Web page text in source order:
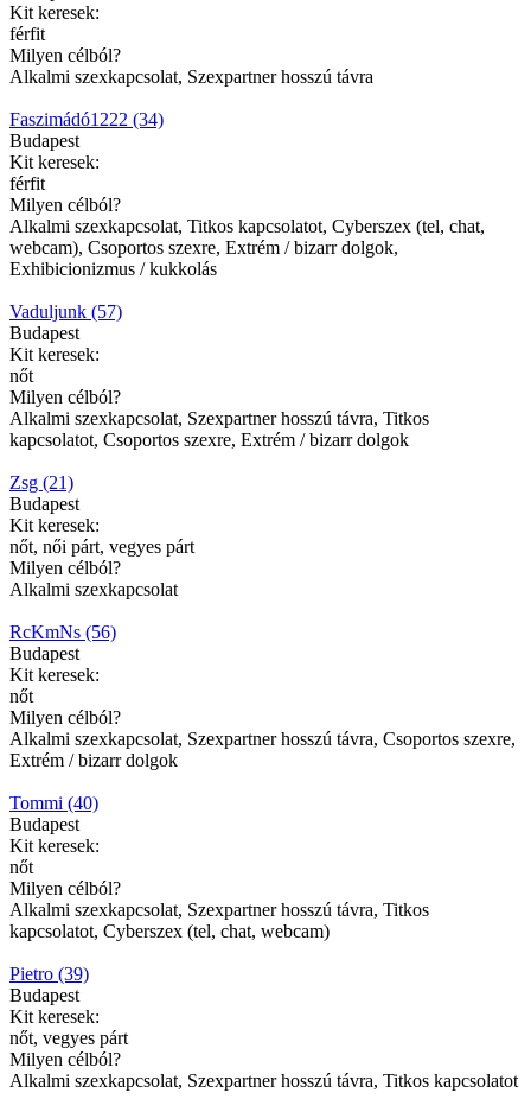
Kit keresek:
férfit
Milyen célból?
Alkalmi szexkapcsolat, Szexpartner hosszú távra
Faszimádó1222 (34)
Budapest
Kit keresek:
férfit
Milyen célból?
Alkalmi szexkapcsolat, Titkos kapcsolatot, Cyberszex (tel, chat,
webcam), Csoportos szexre, Extrém / bizarr dolgok,
Exhibicionizmus / kukkolás
Vaduljunk (57)
Budapest
Kit keresek:
nőt
Milyen célból?
Alkalmi szexkapcsolat, Szexpartner hosszú távra, Titkos
kapcsolatot, Csoportos szexre, Extrém / bizarr dolgok
Zsg (21)
Budapest
Kit keresek:
nőt, női párt, vegyes párt
Milyen célból?
Alkalmi szexkapcsolat
RcKmNs (56)
Budapest
Kit keresek:
nőt
Milyen célból?
Alkalmi szexkapcsolat, Szexpartner hosszú távra, Csoportos szexre,
Extrém / bizarr dolgok
Tommi (40)
Budapest
Kit keresek:
nőt
Milyen célból?
Alkalmi szexkapcsolat, Szexpartner hosszú távra, Titkos
kapcsolatot, Cyberszex (tel, chat, webcam)
Pietro (39)
Budapest
Kit keresek:
nőt, vegyes párt
Milyen célból?
Alkalmi szexkapcsolat, Szexpartner hosszú távra, Titkos kapcsolatot